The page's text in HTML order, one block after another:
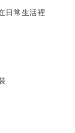
日常生活裡